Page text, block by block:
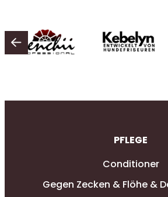
PFLEGE
Conditioner
Gegen Zecken & Flöhe &